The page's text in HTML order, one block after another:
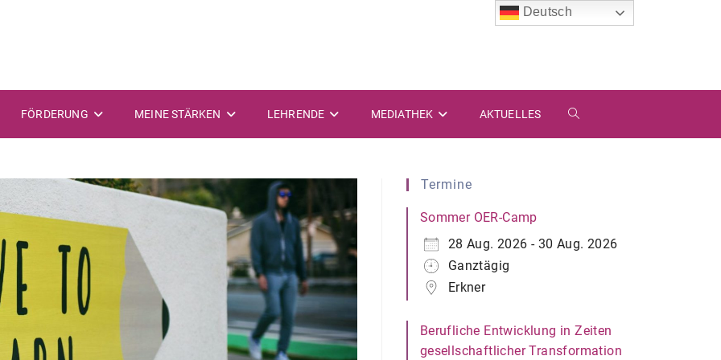
FÖRDERUNG MEINE STÄRKEN LEHRENDE MEDIATHEK AKTUELLES WEBSITE-
Termine
Sommer OER-Camp
28 Aug. 2026 - 30 Aug. 2026
Ganztägig
Erkner
Berufliche Entwicklung in Zeiten
gesellschaftlicher Transformation
Deutsch